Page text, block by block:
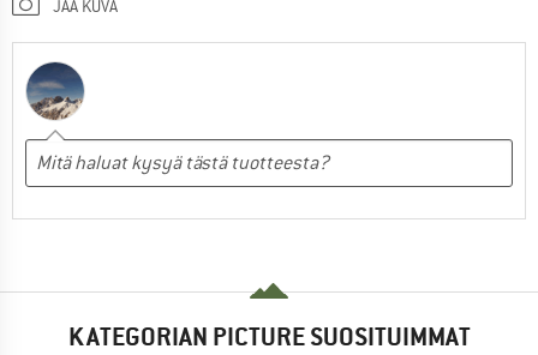
JAA KUVA
KATEGORIAN PICTURE SUOSITUIMMAT